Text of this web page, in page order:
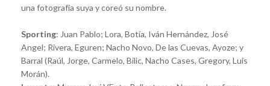
una fotografía suya y coreó su nombre.
Sporting: Juan Pablo; Lora, Botía, Iván Hernández, José
Angel; Rivera, Eguren; Nacho Novo, De las Cuevas, Ayoze; y
Barral (Raúl, Jorge, Carmelo, Bilic, Nacho Cases, Gregory, Luis
Morán).